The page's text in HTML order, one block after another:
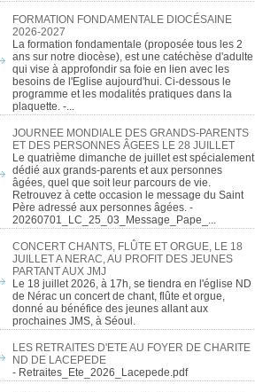
FORMATION FONDAMENTALE DIOCÉSAINE
2026-2027
La formation fondamentale (proposée tous les 2
ans sur notre diocèse), est une catéchèse d'adulte
qui vise à approfondir sa foie en lien avec les
besoins de l'Eglise aujourd'hui. Ci-dessous le
programme et les modalités pratiques dans la
plaquette. -...
JOURNEE MONDIALE DES GRANDS-PARENTS
ET DES PERSONNES ÂGEES LE 28 JUILLET
Le quatrième dimanche de juillet est spécialement
dédié aux grands-parents et aux personnes
âgées, quel que soit leur parcours de vie.
Retrouvez à cette occasion le message du Saint
Père adressé aux personnes âgées. -
20260701_LC_25_03_Message_Pape_...
CONCERT CHANTS, FLÛTE ET ORGUE, LE 18
JUILLET A NERAC, AU PROFIT DES JEUNES
PARTANT AUX JMJ
Le 18 juillet 2026, à 17h, se tiendra en l'église ND
de Nérac un concert de chant, flûte et orgue,
donné au bénéfice des jeunes allant aux
prochaines JMS, à Séoul.
LES RETRAITES D'ETE AU FOYER DE CHARITE
ND DE LACEPEDE
- Retraites_Ete_2026_Lacepede.pdf